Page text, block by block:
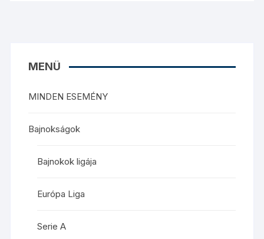
MENÜ
MINDEN ESEMÉNY
Bajnokságok
Bajnokok ligája
Európa Liga
Serie A